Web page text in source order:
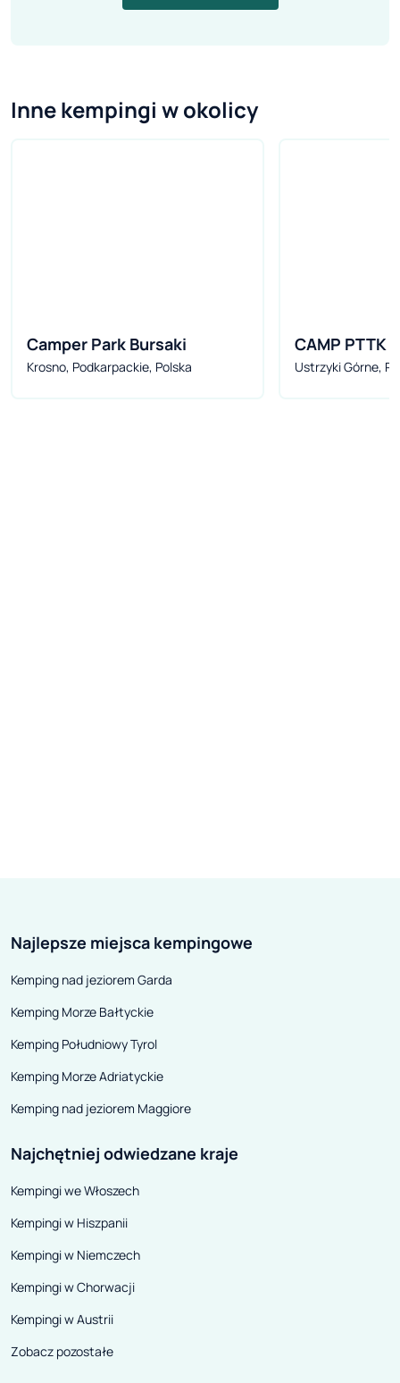
Inne kempingi w okolicy
Camper Park Bursaki
Krosno, Podkarpackie, Polska
CAMP PTTK
Ustrzyki Górne,
Najlepsze miejsca kempingowe
Kemping nad jeziorem Garda
Kemping Morze Bałtyckie
Kemping Południowy Tyrol
Kemping Morze Adriatyckie
Kemping nad jeziorem Maggiore
Najchętniej odwiedzane kraje
Kempingi we Włoszech
Kempingi w Hiszpanii
Kempingi w Niemczech
Kempingi w Chorwacji
Kempingi w Austrii
Zobacz pozostałe